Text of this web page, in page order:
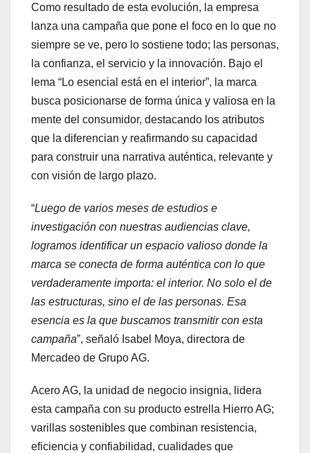
Como resultado de esta evolución, la empresa
lanza una campaña que pone el foco en lo que no
siempre se ve, pero lo sostiene todo; las personas,
la confianza, el servicio y la innovación. Bajo el
lema “Lo esencial está en el interior”, la marca
busca posicionarse de forma única y valiosa en la
mente del consumidor, destacando los atributos
que la diferencian y reafirmando su capacidad
para construir una narrativa auténtica, relevante y
con visión de largo plazo.
“Luego de varios meses de estudios e
investigación con nuestras audiencias clave,
logramos identificar un espacio valioso donde la
marca se conecta de forma auténtica con lo que
verdaderamente importa: el interior. No solo el de
las estructuras, sino el de las personas. Esa
esencia es la que buscamos transmitir con esta
campaña”, señaló Isabel Moya, directora de
Mercadeo de Grupo AG.
Acero AG, la unidad de negocio insignia, lidera
esta campaña con su producto estrella Hierro AG;
varillas sostenibles que combinan resistencia,
eficiencia y confiabilidad, cualidades que